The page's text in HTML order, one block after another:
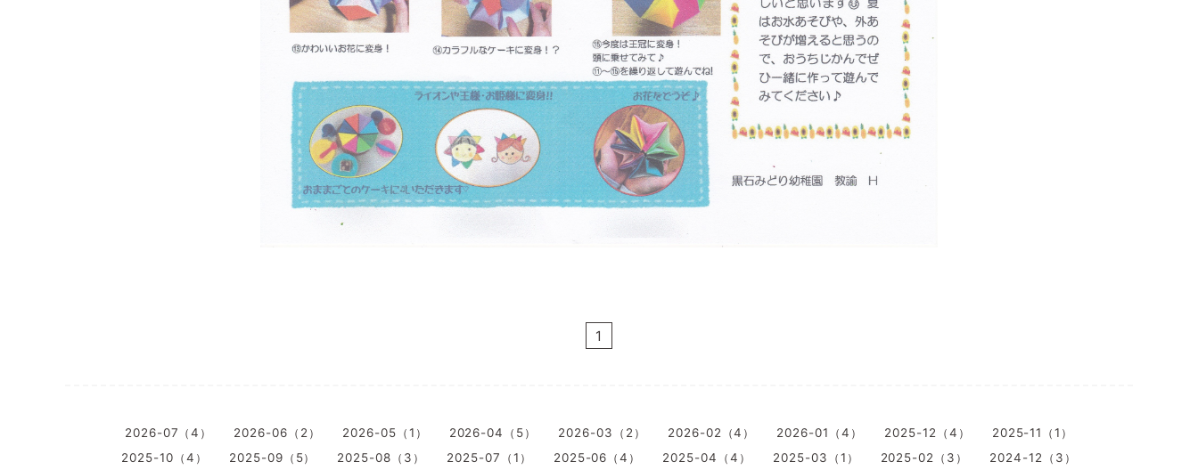
1
2026-07（4） 2026-06（2） 2026-05（1） 2026-04（5） 2026-03（2） 2026-02（4） 2026-01（4） 2025-12（4）
2025-11（1）
2025-10（4）
2025-09（5） 2025-08（3） 2025-07（1） 2025-06（4） 2025-04（4） 2025-03（1） 2025-02（3）
2024-12（3）